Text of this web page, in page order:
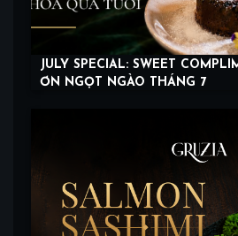
JULY SPECIAL: SWEET
ƠN NGỌT NGÀO THÁNG 7